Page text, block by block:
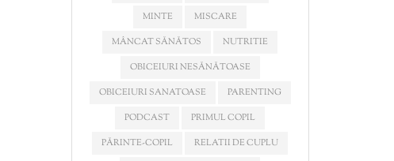
MINTE
MISCARE
MÂNCAT SĂNĂTOS
NUTRITIE
OBICEIURI NESĂNĂTOASE
OBICEIURI SANATOASE
PARENTING
PODCAST
PRIMUL COPIL
PĂRINTE-COPIL
RELATII DE CUPLU